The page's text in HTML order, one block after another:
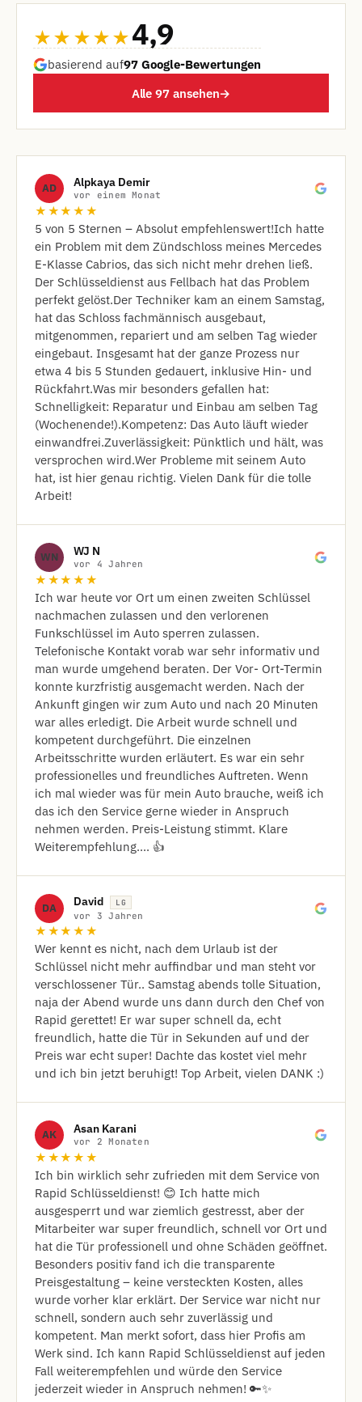
★★★★★4,9
basierend auf97 Google-Bewertungen
Alle 97 ansehen→
AD Alpkaya Demir
vor einem Monat
★★★★★
​5 von 5 Sternen – Absolut empfehlenswert! ​Ich hatte
ein Problem mit dem Zündschloss meines Mercedes
E-Klasse Cabrios, das sich nicht mehr drehen ließ.
Der Schlüsseldienst aus Fellbach hat das Problem
perfekt gelöst. ​Der Techniker kam an einem Samstag,
hat das Schloss fachmännisch ausgebaut,
mitgenommen, repariert und am selben Tag wieder
eingebaut. Insgesamt hat der ganze Prozess nur
etwa 4 bis 5 Stunden gedauert, inklusive Hin- und
Rückfahrt. ​Was mir besonders gefallen hat: ​
Schnelligkeit: Reparatur und Einbau am selben Tag
(Wochenende!). ​Kompetenz: Das Auto läuft wieder
einwandfrei. ​Zuverlässigkeit: Pünktlich und hält, was
versprochen wird. ​Wer Probleme mit seinem Auto
hat, ist hier genau richtig. Vielen Dank für die tolle
Arbeit!
WN WJ N
vor 4 Jahren
★★★★★
Ich war heute vor Ort um einen zweiten Schlüssel
nachmachen zulassen und den verlorenen
Funkschlüssel im Auto sperren zulassen.
Telefonische Kontakt vorab war sehr informativ und
man wurde umgehend beraten. Der Vor- Ort-Termin
konnte kurzfristig ausgemacht werden. Nach der
Ankunft gingen wir zum Auto und nach 20 Minuten
war alles erledigt. Die Arbeit wurde schnell und
kompetent durchgeführt. Die einzelnen
Arbeitsschritte wurden erläutert. Es war ein sehr
professionelles und freundliches Auftreten. Wenn
ich mal wieder was für mein Auto brauche, weiß ich
das ich den Service gerne wieder in Anspruch
nehmen werden. Preis-Leistung stimmt. Klare
Weiterempfehlung.... 👍
DA David LG
vor 3 Jahren
★★★★★
Wer kennt es nicht, nach dem Urlaub ist der
Schlüssel nicht mehr auffindbar und man steht vor
verschlossener Tür.. Samstag abends tolle Situation,
naja der Abend wurde uns dann durch den Chef von
Rapid gerettet! Er war super schnell da, echt
freundlich, hatte die Tür in Sekunden auf und der
Preis war echt super! Dachte das kostet viel mehr
und ich bin jetzt beruhigt! Top Arbeit, vielen DANK :)
AK Asan Karani
vor 2 Monaten
★★★★★
Ich bin wirklich sehr zufrieden mit dem Service von
Rapid Schlüsseldienst! 😊 Ich hatte mich
ausgesperrt und war ziemlich gestresst, aber der
Mitarbeiter war super freundlich, schnell vor Ort und
hat die Tür professionell und ohne Schäden geöffnet.
Besonders positiv fand ich die transparente
Preisgestaltung – keine versteckten Kosten, alles
wurde vorher klar erklärt. Der Service war nicht nur
schnell, sondern auch sehr zuverlässig und
kompetent. Man merkt sofort, dass hier Profis am
Werk sind. Ich kann Rapid Schlüsseldienst auf jeden
Fall weiterempfehlen und würde den Service
jederzeit wieder in Anspruch nehmen! 🔑✨